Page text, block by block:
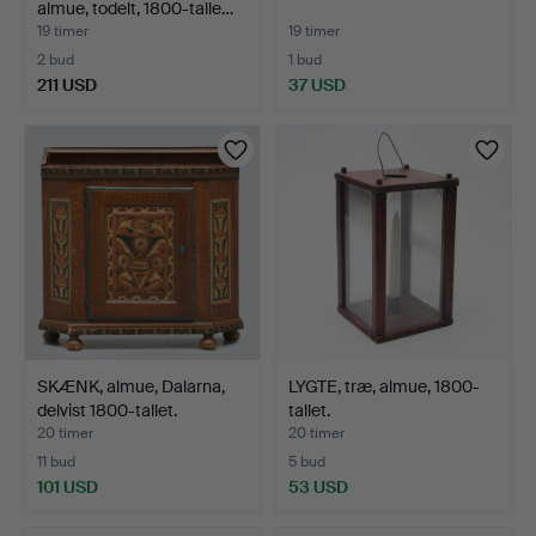
almue, todelt, 1800-talle…
19 timer
2 bud
211 USD
genstand
19 timer
1 bud
37 USD
SKÆNK, almue, Dalarna,
delvist 1800-tallet.
20 timer
11 bud
101 USD
LYGTE, træ, almue, 1800-
tallet.
20 timer
5 bud
53 USD